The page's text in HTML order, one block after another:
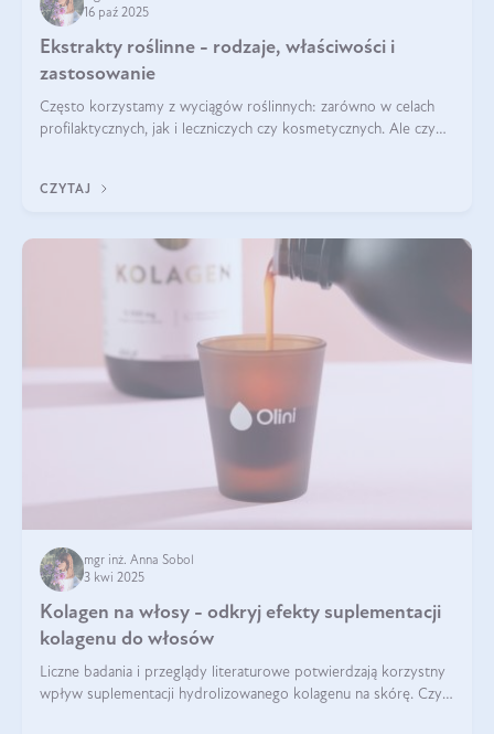
16 paź 2025
Ekstrakty roślinne - rodzaje, właściwości i
zastosowanie
Często korzystamy z wyciągów roślinnych: zarówno w celach
profilaktycznych, jak i leczniczych czy kosmetycznych. Ale czy
CZYTAJ
mgr inż. Anna Sobol
3 kwi 2025
Kolagen na włosy - odkryj efekty suplementacji
kolagenu do włosów
Liczne badania i przeglądy literaturowe potwierdzają korzystny
wpływ suplementacji hydrolizowanego kolagenu na skórę. Czy